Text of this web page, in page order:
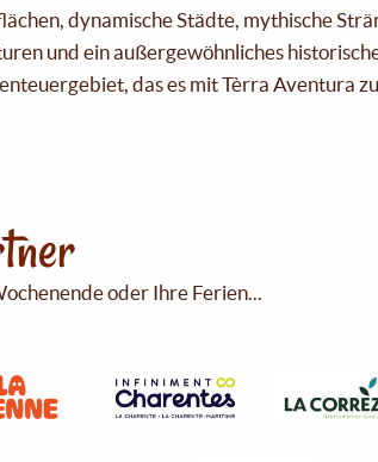
dynamische Städte, mythische
und ein außergewöhnliches
das es mit Tèrra Aventura
oder Ihre Ferien...